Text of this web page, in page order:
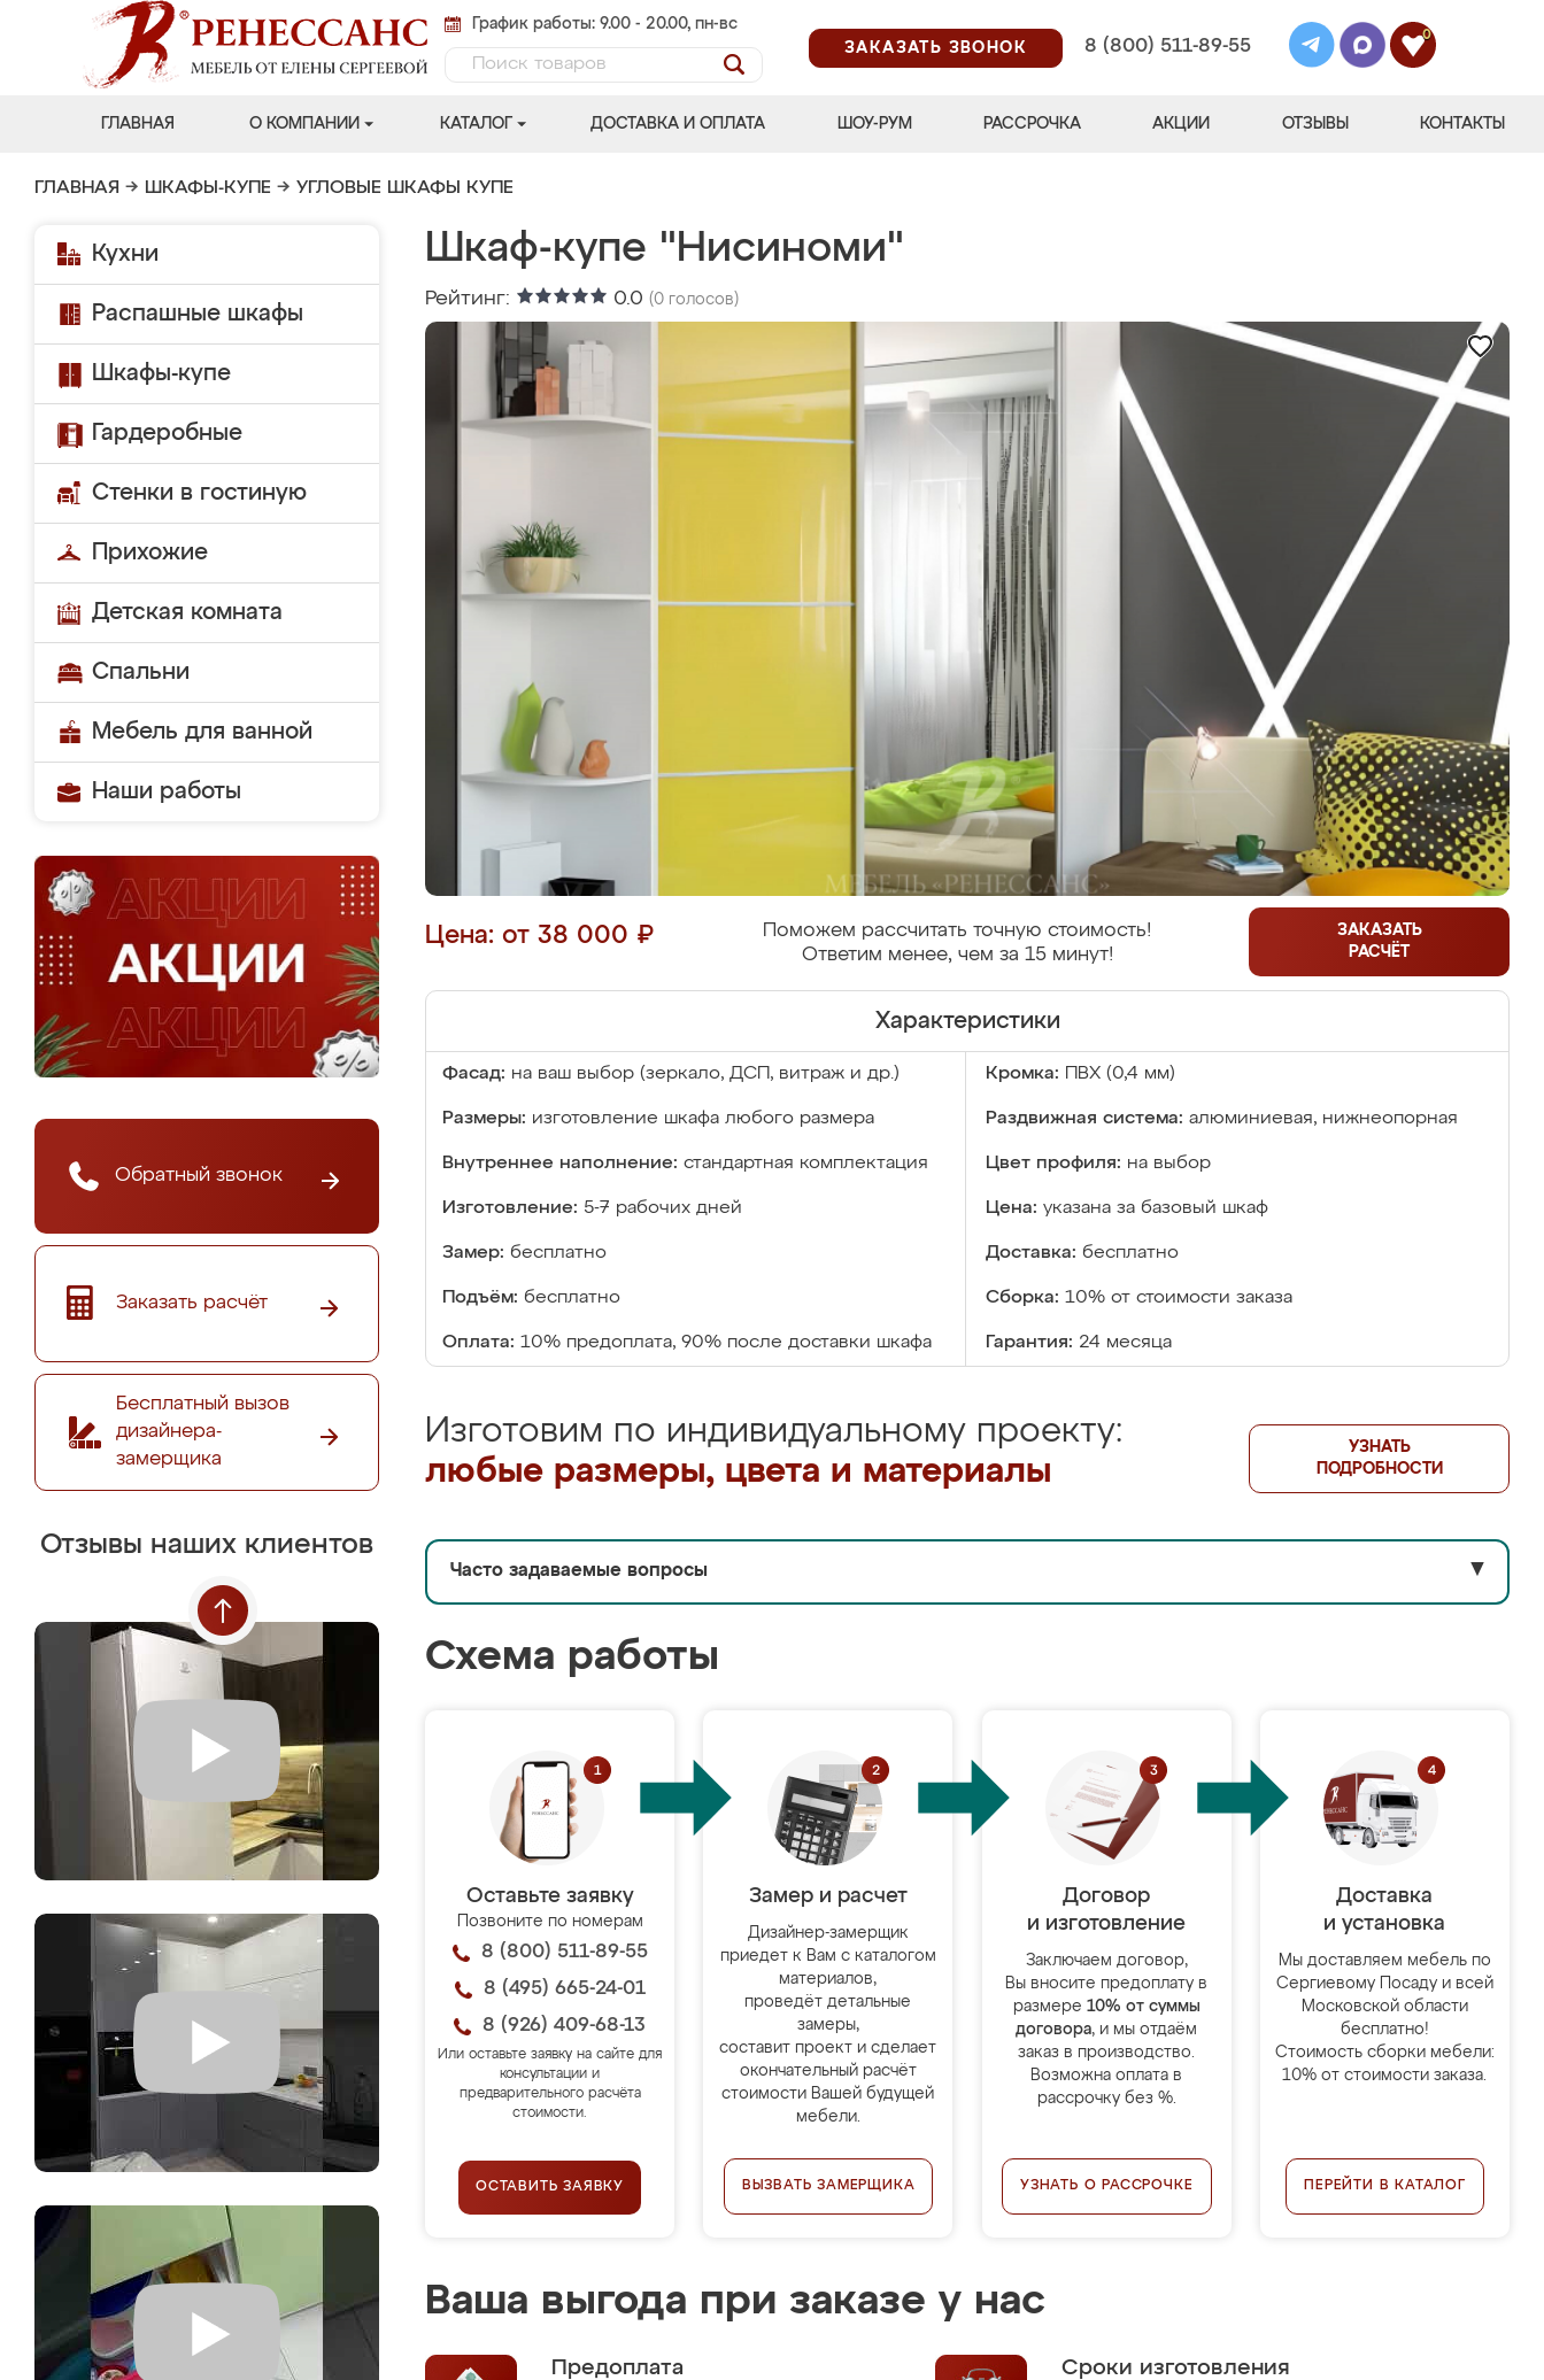
График работы: 9.00 - 20.00, пн-вс
ЗАКАЗАТЬ ЗВОНОК
8 (800) 511-89-55
0
ГЛАВНАЯ О КОМПАНИИ КАТАЛОГ ДОСТАВКА И ОПЛАТА ШОУ-РУМ РАССРОЧКА АКЦИИ ОТЗЫВЫ КОНТАКТЫ
ГЛАВНАЯ → ШКАФЫ-КУПЕ → УГЛОВЫЕ ШКАФЫ КУПЕ
Кухни
Распашные шкафы
Шкафы-купе
Гардеробные
Стенки в гостиную
Прихожие
Детская комната
Спальни
Мебель для ванной
Наши работы
Обратный звонок
Заказать расчёт
Бесплатный вызов
дизайнера-
замерщика
Отзывы наших клиентов
Шкаф-купе "Нисиноми"
Рейтинг: 0.0 (0 голосов)
Цена: от 38 000 ₽
Поможем рассчитать точную стоимость!
Ответим менее, чем за 15 минут!
ЗАКАЗАТЬ
РАСЧЁТ
Характеристики
Фасад: на ваш выбор (зеркало, ДСП, витраж и др.) Кромка: ПВХ (0,4 мм)
Размеры: изготовление шкафа любого размера Раздвижная система: алюминиевая, нижнеопорная
Внутреннее наполнение: стандартная комплектация Цвет профиля: на выбор
Изготовление: 5-7 рабочих дней Цена: указана за базовый шкаф
Замер: бесплатно Доставка: бесплатно
Подъём: бесплатно Сборка: 10% от стоимости заказа
Оплата: 10% предоплата, 90% после доставки шкафа Гарантия: 24 месяца
Изготовим по индивидуальному проекту:
любые размеры, цвета и материалы
УЗНАТЬ
ПОДРОБНОСТИ
Часто задаваемые вопросы ▼
Схема работы
Оставьте заявку
Позвоните по номерам
8 (800) 511-89-55
8 (495) 665-24-01
8 (926) 409-68-13
Или оставьте заявку на сайте для
консультации и
предварительного расчёта
стоимости.
ОСТАВИТЬ ЗАЯВКУ
Замер и расчет
Дизайнер-замерщик
приедет к Вам с каталогом
материалов,
проведёт детальные
замеры,
составит проект и сделает
окончательный расчёт
стоимости Вашей будущей
мебели.
ВЫЗВАТЬ ЗАМЕРЩИКА
Договор
и изготовление
Заключаем договор,
Вы вносите предоплату в
размере 10% от суммы
договора, и мы отдаём
заказ в производство.
Возможна оплата в
рассрочку без %.
УЗНАТЬ О РАССРОЧКЕ
Доставка
и установка
Мы доставляем мебель по
Сергиевому Посаду и всей
Московской области
бесплатно!
Стоимость сборки мебели:
10% от стоимости заказа.
ПЕРЕЙТИ В КАТАЛОГ
Ваша выгода при заказе у нас
Предоплата
Сроки изготовления